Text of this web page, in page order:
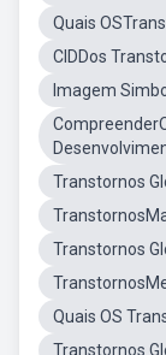
Quais
CIDDos
Imagem
Transtornos
Transtornos
Quais OS
Transtornos